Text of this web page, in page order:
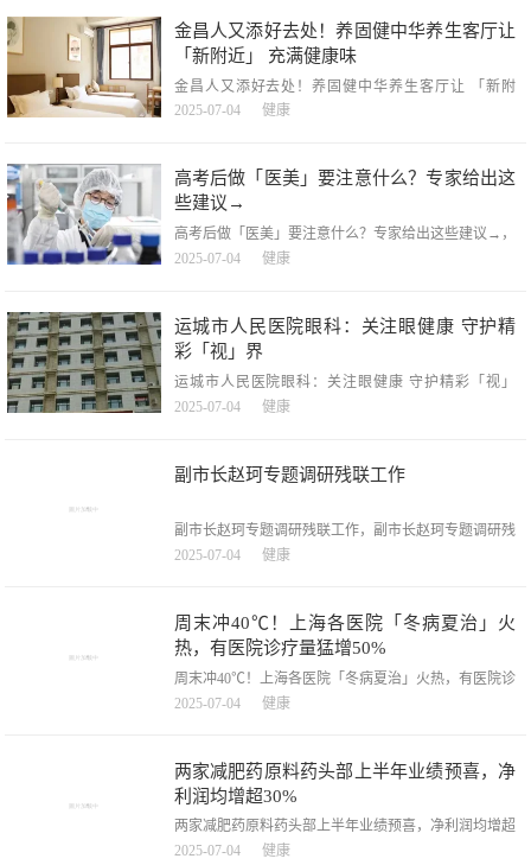
都说小暑大暑上蒸下煮，今年老天爷这个蒸笼架起来的
时间尤其的早。暑，其实包含了暑热和暑湿，足够的热
金昌人又添好去处！养固健中华养生客厅让
「新附近」 充满健康味
金昌人又添好去处！养固健中华养生客厅让 「新附
近」 充满健康味，金昌人又添好去处！养固健中华养
限极（中国）有限公司代表、社区工作人员与市民共同
参与开业活动，这个集养生体验、健康服务和社交互动
于一体的新空
2025-07-04 健康
高考后做「医美」要注意什么？专家给出这
些建议→
高考后做「医美」要注意什么？专家给出这些建议→，
高考后做「医美」要注意什么？专家给出这些建议→，
几年每年高考后都会出现一阵「医美」热潮，其中很多
年轻人会选择做双眼皮，请问做双眼皮有哪些注
2025-07-04 健康
运城市人民医院眼科：关注眼健康 守护精
彩「视」界
运城市人民医院眼科：关注眼健康 守护精彩「视」
界，运城市人民医院眼科：关注眼健康守护精彩「视」
中心、全国白内障复明工程定点医院，目前已为10万余
2025-07-04 健康
副市长赵珂专题调研残联工作
副市长赵珂专题调研残联工作，副市长赵珂专题调研残
联工作，7月2日，副市长赵珂带领市民政局、市团委、
幼保健院、成都知新儿童关爱中心、融乐阳光家园、
「简单爱·快乐出行」共享
2025-07-04 健康
周末冲40℃！上海各医院「冬病夏治」火
热，有医院诊疗量猛增50%
周末冲40℃！上海各医院「冬病夏治」火热，有医院诊
疗量猛增50%，周末冲40℃！上海各医院「冬病夏治」
花花」的烧烤模式开启，各大中医医院的「冬病夏治」
项目也火热开启。记者走访发现，有医院的诊疗量已同
比增
2025-07-04 健康
两家减肥药原料药头部上半年业绩预喜，净
利润均增超30%
两家减肥药原料药头部上半年业绩预喜，净利润均增超
30%，两家减肥药原料药头部上半年业绩预喜，净利润
2025-07-04 健康